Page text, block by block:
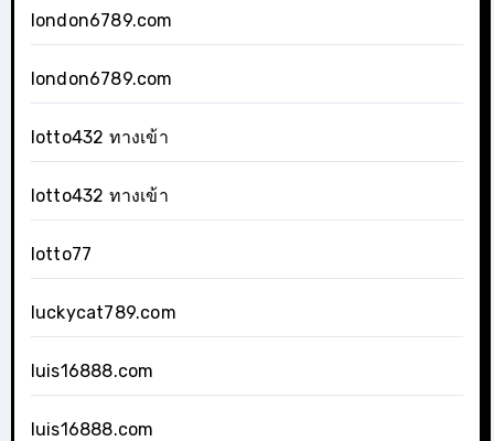
london6789.com
london6789.com
lotto432 ทางเข้า
lotto432 ทางเข้า
lotto77
luckycat789.com
luis16888.com
luis16888.com